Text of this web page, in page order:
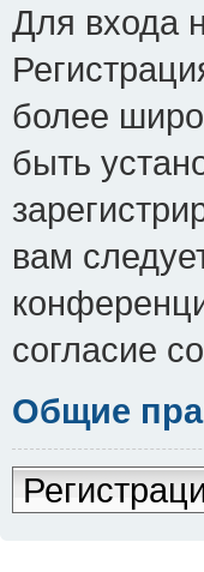
Для входа
более
быть
вам
согласие со
Общие